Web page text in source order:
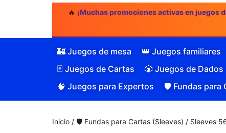
🔥 ¡Muchas promociones activas en juegos
🏰 Juegos de mesa 👑 Juegos familiares
🃏 Juegos de Cartas
🎲 Juegos de Dados
🧠 Juegos para Expertos
🛡️ Fundas para
Inicio / 🛡️ Fundas para Cartas (Sleeves) / Sleeves